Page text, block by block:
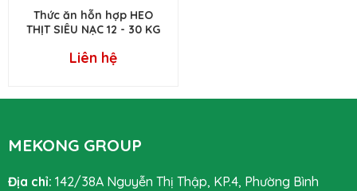
Thức ăn hỗn hợp HEO
THỊT SIÊU NẠC 12 - 30 KG
Liên hệ
MEKONG GROUP
Địa chỉ: 142/38A Nguyễn Thị Thập, KP.4, Phường Bình